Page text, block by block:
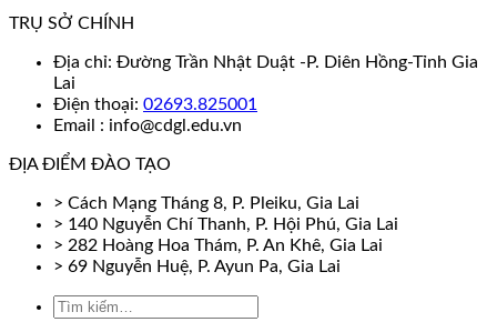
TRỤ SỞ CHÍNH
Địa chỉ: Đường Trần Nhật Duật -P. Diên Hồng-Tỉnh Gia
Lai
Điện thoại: 02693.825001
Email : info@cdgl.edu.vn
ĐỊA ĐIỂM ĐÀO TẠO
> Cách Mạng Tháng 8, P. Pleiku, Gia Lai
> 140 Nguyễn Chí Thanh, P. Hội Phú, Gia Lai
> 282 Hoàng Hoa Thám, P. An Khê, Gia Lai
> 69 Nguyễn Huệ, P. Ayun Pa, Gia Lai